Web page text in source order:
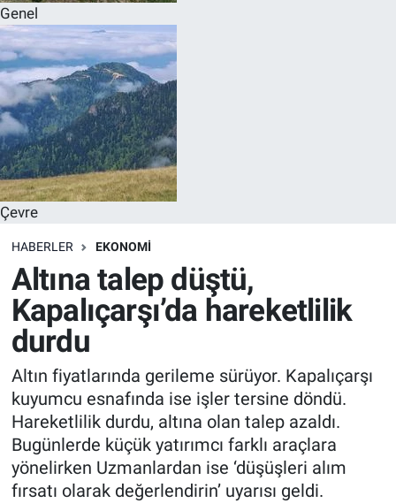
Genel
Çevre
HABERLER EKONOMI
Altına talep düştü,
Kapalıçarşı’da hareketlilik
durdu
Altın fiyatlarında gerileme sürüyor. Kapalıçarşı
kuyumcu esnafında ise işler tersine döndü.
Hareketlilik durdu, altına olan talep azaldı.
Bugünlerde küçük yatırımcı farklı araçlara
yönelirken Uzmanlardan ise ‘düşüşleri alım
fırsatı olarak değerlendirin’ uyarısı geldi.